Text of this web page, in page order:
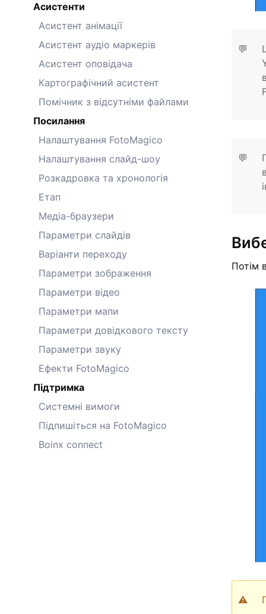
Асистенти
Асистент анімації
Асистент аудіо маркерів
Асистент оповідача
Картографічний асистент
Помічник з відсутніми файлами
Посилання
Налаштування FotoMagico
Налаштування слайд-шоу
Розкадровка та хронологія
Етап
Медіа-браузери
Параметри слайдів
Варіанти переходу
Параметри зображення
Параметри відео
Параметри мапи
Параметри довідкового тексту
Параметри звуку
Ефекти FotoMagico
Підтримка
Системні вимоги
Підпишіться на FotoMagico
Boinx connect
💬
💬
Потім
⚠